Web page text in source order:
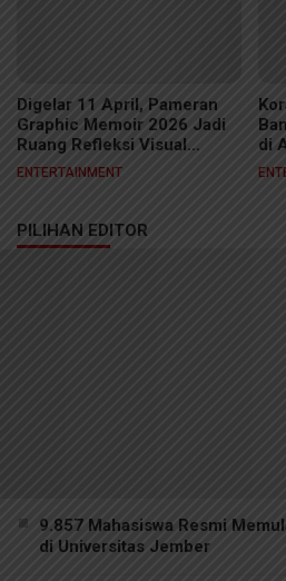
Digelar 11 April, Pameran
Graphic Memoir 2026 Jadi
Ruang Refleksi Visual
Kreator Samarinda
ENTERTAINMENT
di
PILIHAN EDITOR
9.857 Mahasiswa Resmi
di Universitas Jember